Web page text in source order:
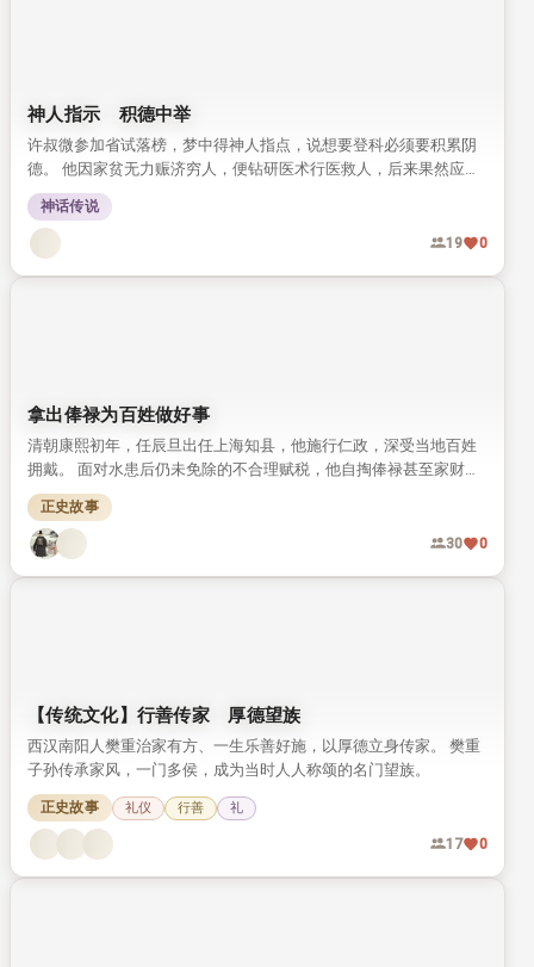
神人指示 积德中举
许叔微参加省试落榜，梦中得神人指点，说想要登科必须要积累阴
德。 他因家贫无力赈济穷人，便钻研医术行医救人，后来果然应验
神示得中举人。
神话传说
19 0
拿出俸禄为百姓做好事
清朝康熙初年，任辰旦出任上海知县，他施行仁政，深受当地百姓
拥戴。 面对水患后仍未免除的不合理赋税，他自掏俸禄甚至家财完
成勘测，最终为百姓减除了多余负担，这段事迹记载于《清史稿》
中。
正史故事
30 0
【传统文化】行善传家 厚德望族
西汉南阳人樊重治家有方、一生乐善好施，以厚德立身传家。 樊重
子孙传承家风，一门多侯，成为当时人人称颂的名门望族。
正史故事 礼仪 行善 礼
17 0